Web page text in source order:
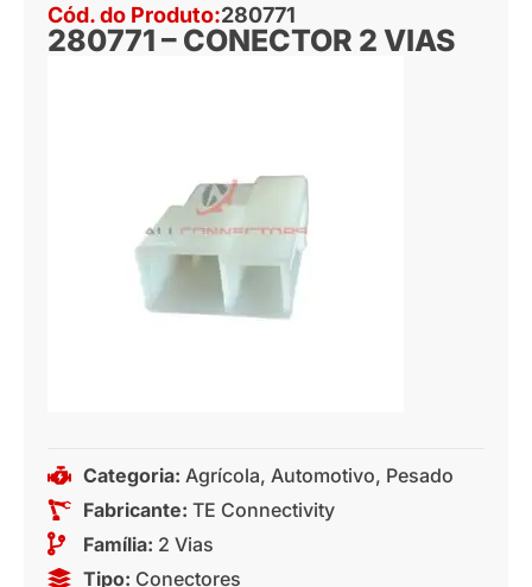
Cód. do Produto:280771
280771 – CONECTOR 2 VIAS
Categoria: Agrícola, Automotivo, Pesado
Fabricante: TE Connectivity
Família: 2 Vias
Tipo: Conectores